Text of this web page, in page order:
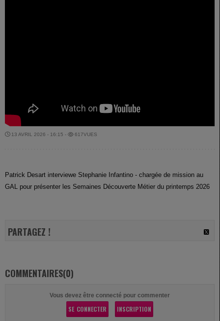
13 AVRIL 2026 - 16:15 - 617VUES
Patrick Desart interviewe Stephanie Infantino - chargée de mission au
GAL pour présenter les Semaines Découverte Métier du printemps 2026
PARTAGEZ !
COMMENTAIRES(0)
Vous devez être connecté pour commenter
SE CONNECTER INSCRIPTION